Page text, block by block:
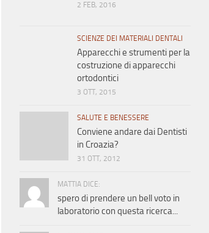
2 FEB, 2016
SCIENZE DEI MATERIALI DENTALI
Apparecchi e strumenti per la
costruzione di apparecchi
ortodontici
3 OTT, 2015
SALUTE E BENESSERE
Conviene andare dai Dentisti
in Croazia?
31 OTT, 2012
MATTIA DICE:
spero di prendere un bell voto in
laboratorio con questa ricerca...